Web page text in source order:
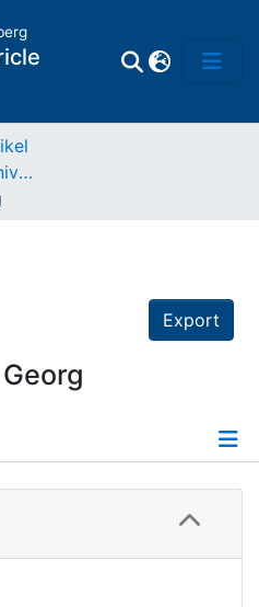
Matrikel der älteren Universität
Export